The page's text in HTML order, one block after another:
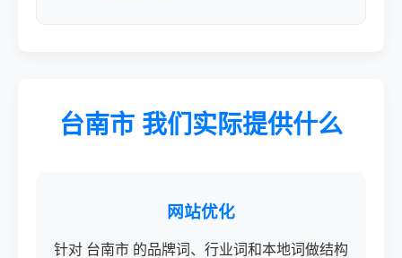
台南市 我们实际提供什么
网站优化
针对 台南市 的品牌词、行业词和本地词做结构